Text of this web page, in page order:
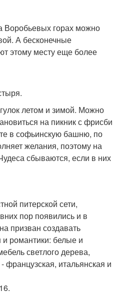
Воробьевых горах можно
А бесконечные
этому месту еще более
летом и зимой. Можно
на пикник с фрисби
в софьинскую башню, по
желания, поэтому на
сбываются, если в них
питерской сети,
пор появились и в
призван создавать
и романтики: белые и
светлого дерева,
французская, итальянская и